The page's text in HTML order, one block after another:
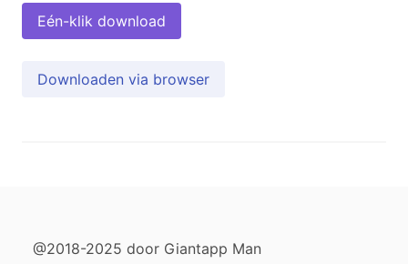
Eén-klik download
Downloaden via browser
@2018-2025 door Giantapp Man